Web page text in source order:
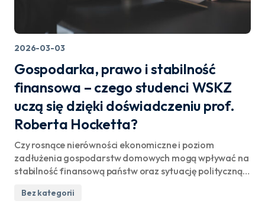
2026-03-03
Gospodarka, prawo i stabilność
finansowa – czego studenci WSKZ
uczą się dzięki doświadczeniu prof.
Roberta Hocketta?
Czy rosnące nierówności ekonomiczne i poziom
zadłużenia gospodarstw domowych mogą wpływać na
stabilność finansową państw oraz sytuację polityczną…
Bez kategorii